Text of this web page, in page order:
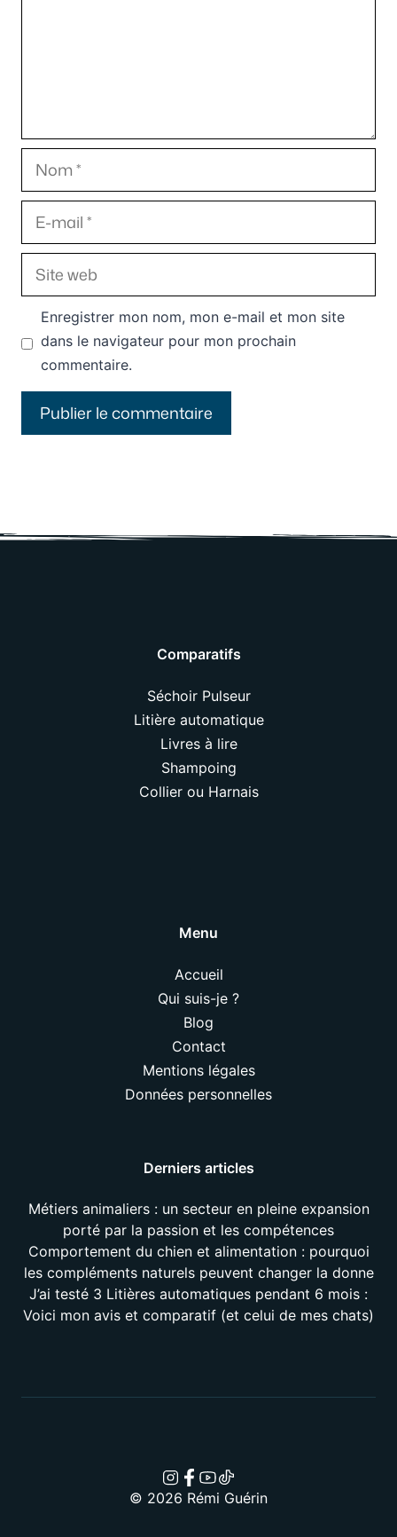
Nom
E-
mail
Site
web
Enregistrer mon nom, mon e-mail et mon site
dans le navigateur pour mon prochain
commentaire.
Comparatifs
Séchoir Pulseur
Litière automatique
Livres à lire
Shampoing
Collier ou Harnais
Menu
Accueil
Qui suis-je ?
Blog
Contact
Mentions légales
Données personnelles
Derniers articles
Métiers animaliers : un secteur en pleine expansion
porté par la passion et les compétences
Comportement du chien et alimentation : pourquoi
les compléments naturels peuvent changer la donne
J’ai testé 3 Litières automatiques pendant 6 mois :
Voici mon avis et comparatif (et celui de mes chats)
© 2026 Rémi Guérin